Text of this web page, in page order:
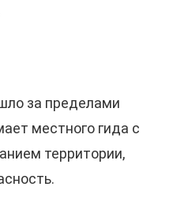
за пределами
местного гида с
территории,